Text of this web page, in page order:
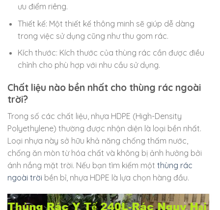
ưu điểm riêng.
Thiết kế: Một thiết kế thông minh sẽ giúp dễ dàng
trong việc sử dụng cũng như thu gom rác.
Kích thước: Kích thước của thùng rác cần được điều
chỉnh cho phù hợp với nhu cầu sử dụng.
Chất liệu nào bền nhất cho thùng rác ngoài
trời?
Trong số các chất liệu, nhựa HDPE (High-Density
Polyethylene) thường được nhận diện là loại bền nhất.
Loại nhựa này sở hữu khả năng chống thấm nước,
chống ăn mòn từ hóa chất và không bị ảnh hưởng bởi
ánh nắng mặt trời. Nếu bạn tìm kiếm một thùng rác
ngoài trời bền bỉ, nhựa HDPE là lựa chọn hàng đầu.